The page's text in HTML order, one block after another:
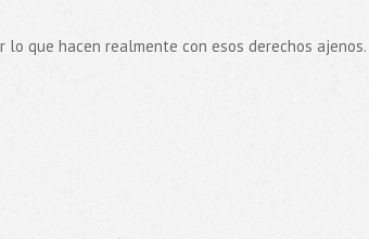
que hacen realmente con esos derechos ajenos.